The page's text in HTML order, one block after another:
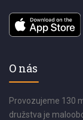
O nás
Provozujeme 130
družstva je